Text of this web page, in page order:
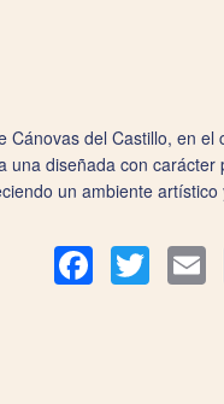
del Castillo, en
diseñada con
un ambiente artístico
FacebookTwitter